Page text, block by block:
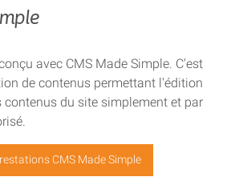
avec CMS Made Simple. C'est
de contenus permettant l'édition
contenus du site simplement et par
CMS Made Simple